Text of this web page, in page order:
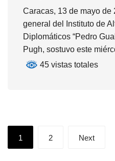
Caracas, 13 de mayo de
general del Instituto de
Diplomáticos “Pedro
Pugh, sostuvo este
45 vistas totales
Posts
pagination
1 2 Next